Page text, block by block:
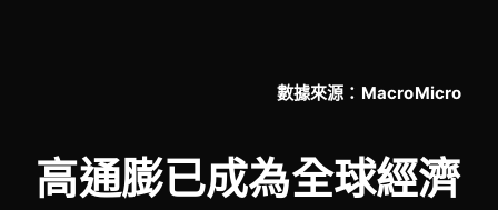
數據來源：MacroMicro
高通膨已成為全球經濟